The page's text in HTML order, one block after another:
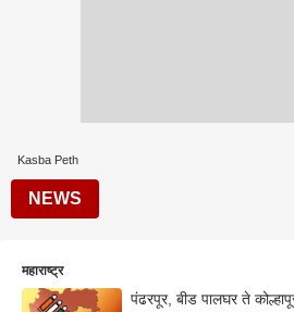
Kasba Peth
NEWS
महाराष्ट्र
पंढरपूर, बीड पालघर ते